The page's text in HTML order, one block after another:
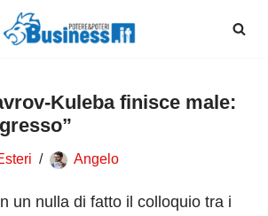
Kuleba finisce male:
Angelo
un nulla di fatto il colloquio tra i